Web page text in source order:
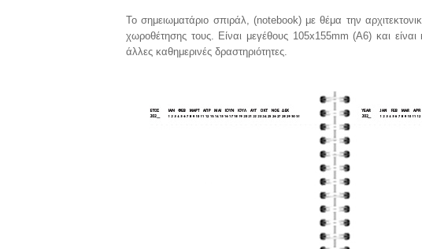
Το σημειωματάριο σπιράλ, (notebook) με θέμα την
χωροθέτησης τους. Είναι μεγέθους 105x155mm (Α6) και
άλλες καθημερινές δραστηριότητες.